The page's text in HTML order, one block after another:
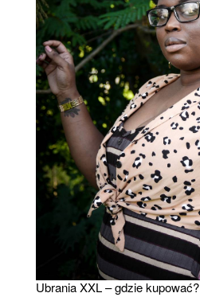
Ubrania XXL – gdzie kupować?